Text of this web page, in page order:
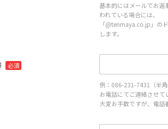
基本的にはメールでお返
われている場合には、
「@tenmaya.co.jp」の
します。
必須
例：086-231-7431（半角
お電話にてご連絡させて
大変お手数ですが、電話